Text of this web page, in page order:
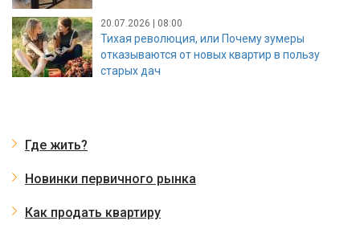
20.07.2026 | 08:00
Тихая революция, или Почему зумеры
отказываются от новых квартир в пользу
старых дач
Где жить?
Новинки первичного рынка
Как продать квартиру